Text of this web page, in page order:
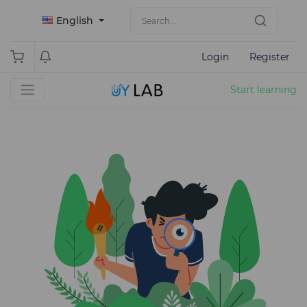
English
Login Register
Start learning